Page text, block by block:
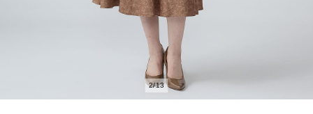
2/13